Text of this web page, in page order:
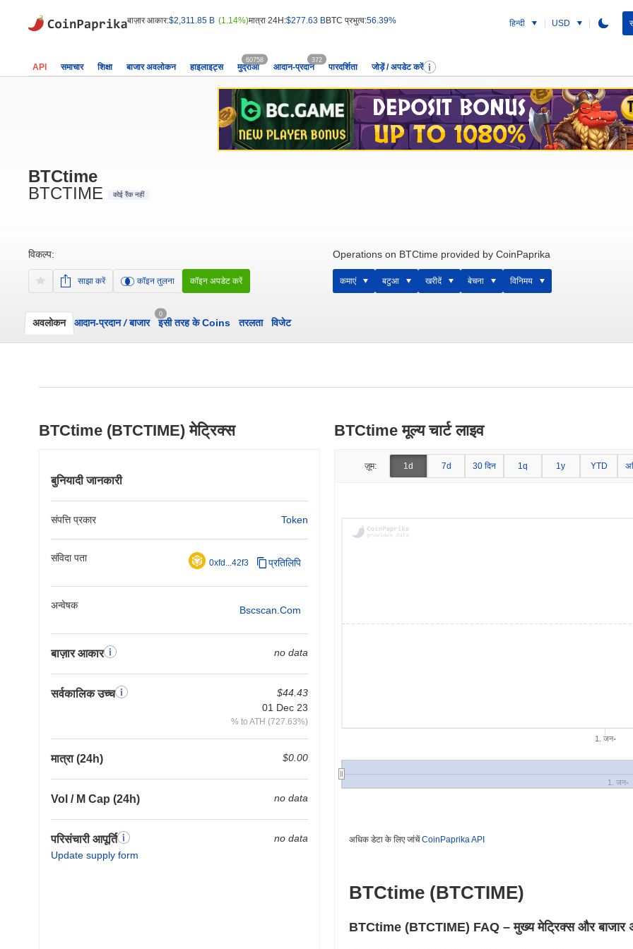
बाज़ार आकार:$2,311.85 B (1.14%)मात्रा 24H:$277.63 BBTC प्रभुत्व:56.39% हिन्दी USD
API समाचार शिक्षा बाजार अवलोकन हाइलाइट्स मुद्राओं
60758
आदान-प्रदान
372
पारदर्शिता जोड़ें / अपडेट करें
BTCtime
BTCTIME
कोई रैंक नहीं
विकल्प:
साझा करें कॉइन तुलना कॉइन अपडेट करें
Operations on BTCtime provided by CoinPaprika
कमाएं बटुआ खरीदें बेचना विनिमय
अवलोकन आदान-प्रदान/बाजार
0
इसी तरह के Coins तरलता विजेट
BTCtime (BTCTIME) मेट्रिक्स
बुनियादी जानकारी
संपत्ति प्रकार Token
संविदा पता 0xfd...42f3 प्रतिलिपि
अन्वेषक Bscscan.com
बाज़ार आकार no data
सर्वकालिक उच्च
$44.43
01 Dec 23
% to ATH (727.63%)
मात्रा (24h) $0.00
Vol / M Cap (24h) no data
परिसंचारी आपूर्ति
Update supply form
no data
BTCtime मूल्य चार्ट लाइव
ज़ूम: 1d 7d 30 दिन 1q 1y YTD
1. जन॰
1. जन॰
अधिक डेटा के लिए जांचेंCoinPaprika API
BTCtime (BTCTIME)
BTCtime (BTCTIME) FAQ – मुख्य मेट्रिक्स और बाजार